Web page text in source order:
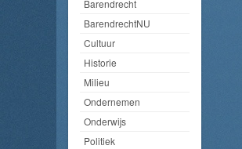
Barendrecht
BarendrechtNU
Cultuur
Historie
Milieu
Ondernemen
Onderwijs
Politiek